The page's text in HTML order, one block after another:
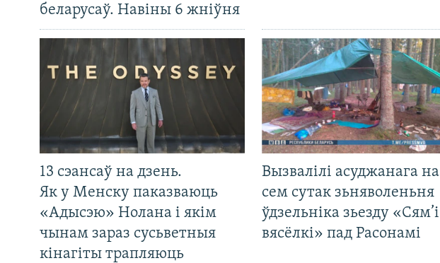
беларусаў. Навіны 6 жніўня
13 сэансаў на дзень.
Як у Менску паказваюць
«Адысэю» Нолана і якім
чынам зараз сусьветныя
кінагіты трапляюць
Вызвалілі асуджанага на
сем сутак зьняволеньня
ўдзельніка зьезду «Сям’і
вясёлкі» пад Расонамі